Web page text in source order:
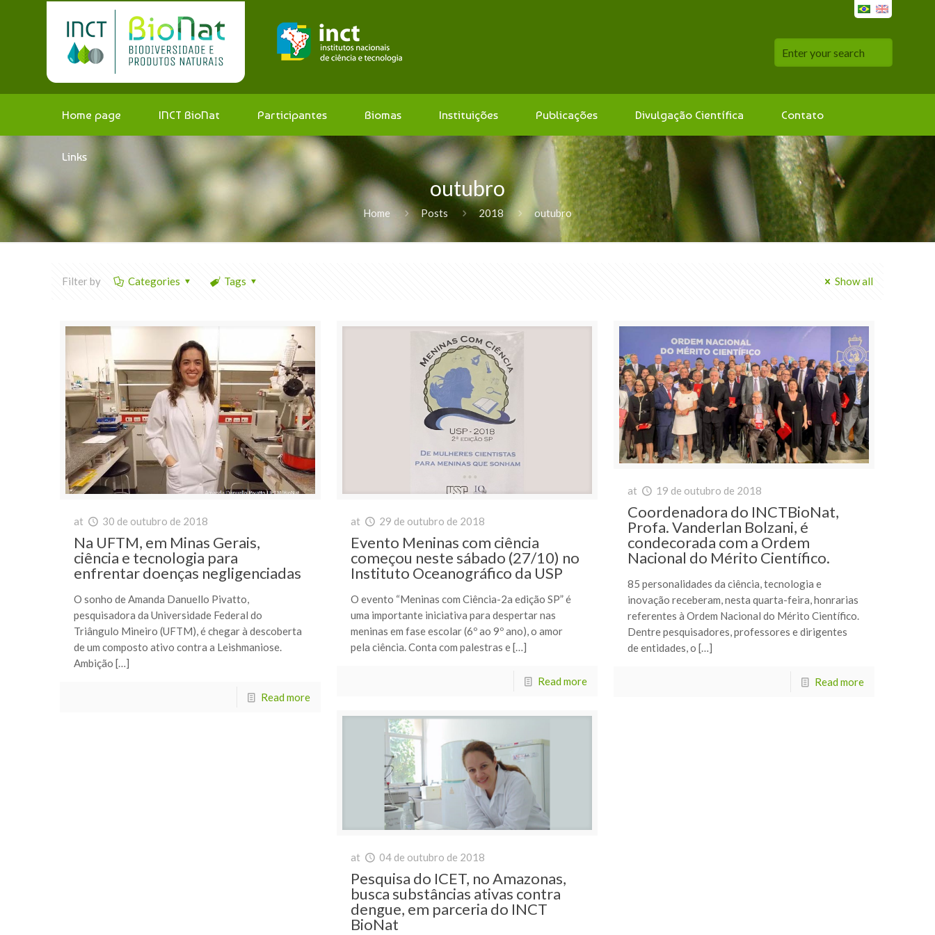
Home page INCT BioNat Participantes Biomas Instituições Publicações Divulgação Científica Contato
Links
outubro
Home Posts 2018 outubro
Filter by Categories Tags Show all
at 30 de outubro de 2018
Na UFTM, em Minas Gerais,
ciência e tecnologia para
enfrentar doenças negligenciadas
O sonho de Amanda Danuello Pivatto,
pesquisadora da Universidade Federal do
Triângulo Mineiro (UFTM), é chegar à descoberta
de um composto ativo contra a Leishmaniose.
Ambição […]
Read more
at 29 de outubro de 2018
Evento Meninas com ciência
começou neste sábado (27/10) no
Instituto Oceanográfico da USP
O evento “Meninas com Ciência-2a edição SP” é
uma importante iniciativa para despertar nas
meninas em fase escolar (6º ao 9º ano), o amor
pela ciência. Conta com palestras e […]
Read more
at 19 de outubro de 2018
Coordenadora do INCTBioNat,
Profa. Vanderlan Bolzani, é
condecorada com a Ordem
Nacional do Mérito Científico.
85 personalidades da ciência, tecnologia e
inovação receberam, nesta quarta-feira, honrarias
referentes à Ordem Nacional do Mérito Científico.
Dentre pesquisadores, professores e dirigentes
de entidades, o […]
Read more
at 04 de outubro de 2018
Pesquisa do ICET, no Amazonas,
busca substâncias ativas contra
dengue, em parceria do INCT
BioNat